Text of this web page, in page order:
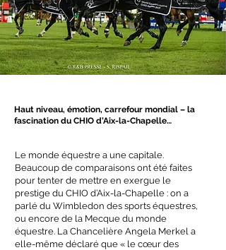
Haut niveau, émotion, carrefour mondial – la
fascination du CHIO d’Aix-la-Chapelle…
Le monde équestre a une capitale.
Beaucoup de comparaisons ont été faites
pour tenter de mettre en exergue le
prestige du CHIO d’Aix-la-Chapelle : on a
parlé du Wimbledon des sports équestres,
ou encore de la Mecque du monde
équestre. La Chancelière Angela Merkel a
elle-même déclaré que « le cœur des